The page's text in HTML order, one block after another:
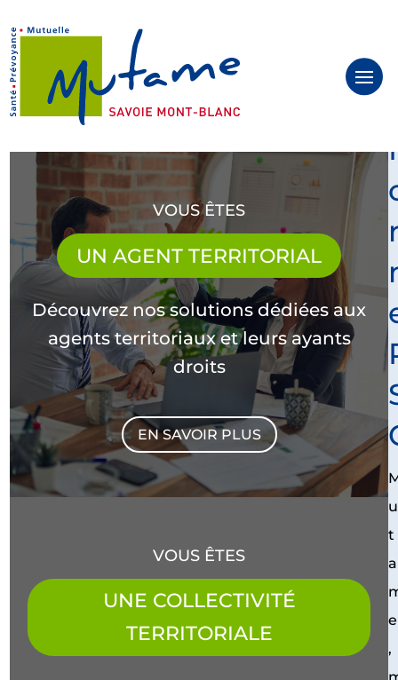
VOUS ÊTES
UN AGENT TERRITORIAL
Découvrez nos solutions dédiées aux
agents territoriaux et leurs ayants
droits
EN SAVOIR PLUS
VOUS ÊTES
UNE COLLECTIVITÉ
TERRITORIALE
u
t
a
e
,